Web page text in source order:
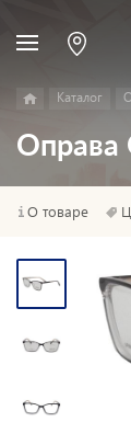
Каталог
Оправа
О товаре